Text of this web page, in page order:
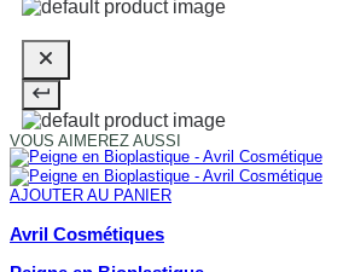
VOUS AIMEREZ AUSSI
AJOUTER AU PANIER
Avril Cosmétiques